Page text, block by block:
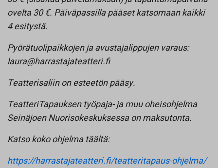
ovelta 30 €. Päiväpassilla pääset katsomaan kaikki
4 esitystä.
Pyörätuolipaikkojen ja avustajalippujen varaus:
laura@harrastajateatteri.fi
Teatterisaliin on esteetön pääsy.
TeatteriTapauksen työpaja- ja muu oheisohjelma
Seinäjoen Nuorisokeskuksessa on maksutonta.
Katso koko ohjelma täältä:
https://harrastajateatteri.fi/teatteritapaus-ohjelma/